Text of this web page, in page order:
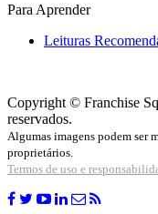
Para Aprender
Leituras
Copyright © Franchise
reservados.
Algumas imagens podem ser
proprietários.
Termos de uso e